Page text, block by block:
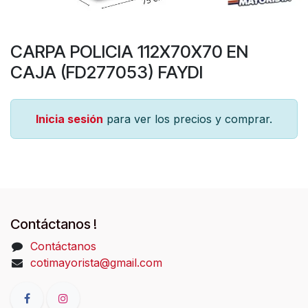
CARPA POLICIA 112X70X70 EN
CAJA (FD277053) FAYDI
Inicia sesión para ver los precios y comprar.
Contáctanos !
Contáctanos
cotimayorista@gmail.com